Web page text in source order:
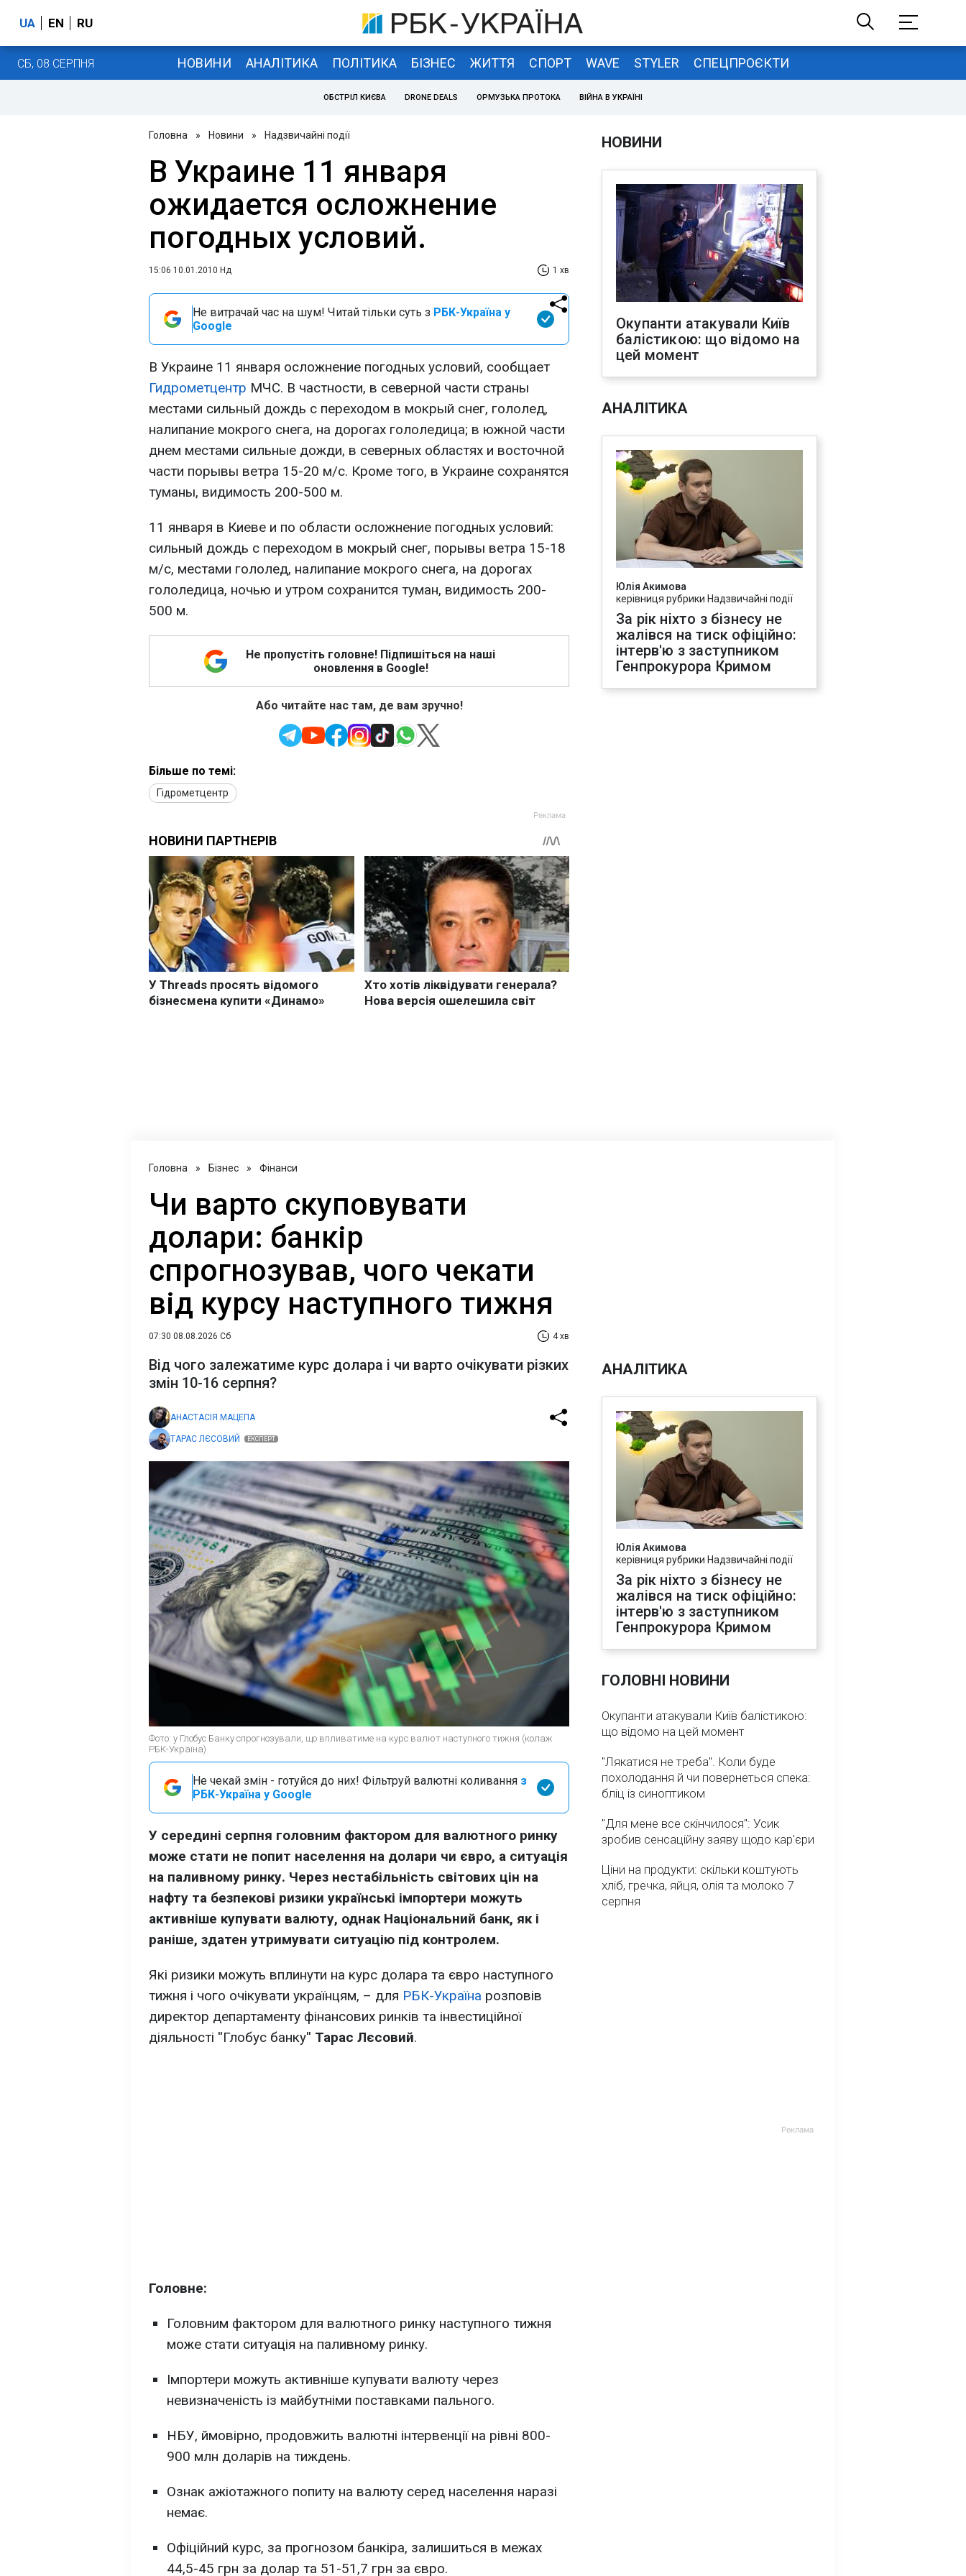
UA EN RU
СБ, 08 СЕРПНЯ НОВИНИ АНАЛІТИКА ПОЛІТИКА БІЗНЕС ЖИТТЯ СПОРТ WAVE STYLER СПЕЦПРОЄКТИ
ОБСТРІЛ КИЄВА DRONE DEALS ОРМУЗЬКА ПРОТОКА ВІЙНА В УКРАЇНІ
Головна » Новини » Надзвичайні події
В Украине 11 января
ожидается осложнение
погодных условий.
15:06 10.01.2010 Нд 1 хв
Не витрачай час на шум! Читай тільки суть з РБК-Україна у
Google
В Украине 11 января осложнение погодных условий, сообщает
Гидрометцентр МЧС. В частности, в северной части страны
местами сильный дождь с переходом в мокрый снег, гололед,
налипание мокрого снега, на дорогах гололедица; в южной части
днем местами сильные дожди, в северных областях и восточной
части порывы ветра 15-20 м/с. Кроме того, в Украине сохранятся
туманы, видимость 200-500 м.
11 января в Киеве и по области осложнение погодных условий:
сильный дождь с переходом в мокрый снег, порывы ветра 15-18
м/с, местами гололед, налипание мокрого снега, на дорогах
гололедица, ночью и утром сохранится туман, видимость 200-
500 м.
Не пропустіть головне! Підпишіться на наші
оновлення в Google!
Або читайте нас там, де вам зручно!
Більше по темі:
Гідрометцентр
НОВИНИ
Окупанти атакували Київ
балістикою: що відомо на
цей момент
АНАЛІТИКА
Юлія Акимова
керівниця рубрики Надзвичайні події
За рік ніхто з бізнесу не
жалівся на тиск офіційно:
інтерв'ю з заступником
Генпрокурора Кримом
Головна » Бізнес » Фінанси
Чи варто скуповувати
долари: банкір
спрогнозував, чого чекати
від курсу наступного тижня
07:30 08.08.2026 Сб 4 хв
Від чого залежатиме курс долара і чи варто очікувати різких
змін 10-16 серпня?
АНАСТАСІЯ МАЦЕПА
ТАРАС ЛЄСОВИЙ ЕКСПЕРТ
Фото: у Глобус Банку спрогнозували, що впливатиме на курс валют наступного тижня (колаж
РБК-Україна)
Не чекай змін - готуйся до них! Фільтруй валютні коливання з
РБК-Україна у Google
У середині серпня головним фактором для валютного ринку
може стати не попит населення на долари чи євро, а ситуація
на паливному ринку. Через нестабільність світових цін на
нафту та безпекові ризики українські імпортери можуть
активніше купувати валюту, однак Національний банк, як і
раніше, здатен утримувати ситуацію під контролем.
Які ризики можуть вплинути на курс долара та євро наступного
тижня і чого очікувати українцям, – для РБК-Україна розповів
директор департаменту фінансових ринків та інвестиційної
діяльності ''Глобус банку'' Тарас Лєсовий.
Головне:
Головним фактором для валютного ринку наступного тижня
може стати ситуація на паливному ринку.
Імпортери можуть активніше купувати валюту через
невизначеність із майбутніми поставками пального.
НБУ, ймовірно, продовжить валютні інтервенції на рівні 800-
900 млн доларів на тиждень.
Ознак ажіотажного попиту на валюту серед населення наразі
немає.
Офіційний курс, за прогнозом банкіра, залишиться в межах
44,5-45 грн за долар та 51-51,7 грн за євро.
АНАЛІТИКА
Юлія Акимова
керівниця рубрики Надзвичайні події
За рік ніхто з бізнесу не
жалівся на тиск офіційно:
інтерв'ю з заступником
Генпрокурора Кримом
ГОЛОВНІ НОВИНИ
Окупанти атакували Київ балістикою:
що відомо на цей момент
"Лякатися не треба". Коли буде
похолодання й чи повернеться спека:
бліц із синоптиком
"Для мене все скінчилося": Усик
зробив сенсаційну заяву щодо кар'єри
Ціни на продукти: скільки коштують
хліб, гречка, яйця, олія та молоко 7
серпня